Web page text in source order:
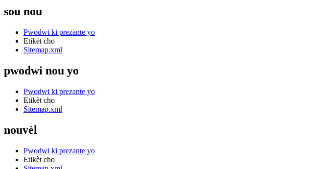
sou nou
Pwodwi ki prezante yo
Etikèt cho
Sitemap.xml
pwodwi nou yo
Pwodwi ki prezante yo
Etikèt cho
Sitemap.xml
nouvèl
Pwodwi ki prezante yo
Etikèt cho